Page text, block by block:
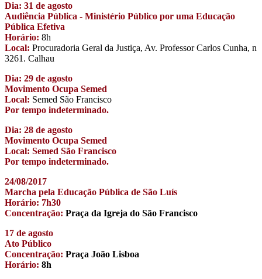
Dia: 31 de agosto
Audiência Pública - Ministério Público por uma Educação
Pública Efetiva
Horário: 8h
Local: Procuradoria Geral da Justiça, Av. Professor Carlos Cunha, n
3261. Calhau
Dia: 29 de agosto
Movimento Ocupa Semed
Local: Semed São Francisco
Por tempo indeterminado.
Dia: 28 de agosto
Movimento Ocupa Semed
Local: Semed São Francisco
Por tempo indeterminado.
24/08/2017
Marcha pela Educação Pública de São Luís
Horário: 7h30
Concentração: Praça da Igreja do São Francisco
17 de agosto
Ato Público
Concentração: Praça João Lisboa
Horário: 8h